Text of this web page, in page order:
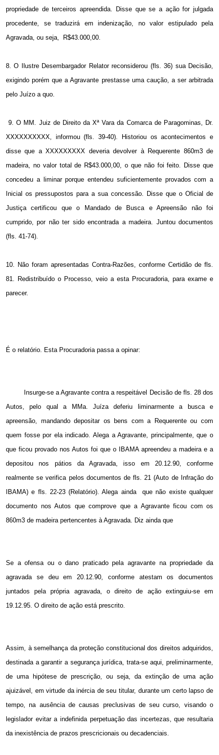
propriedade de terceiros apreendida. Disse que se a ação for julgada
procedente, se traduzirá em indenização, no valor estipulado pela
Agravada, ou seja,
R$43.000,00.
8. O Ilustre Desembargador Relator reconsiderou (fls. 36) sua Decisão,
exigindo porém que a Agravante prestasse uma caução, a ser arbitrada
pelo Juízo a quo.
9. O MM. Juiz de Direito da Xª Vara da Comarca de Paragominas, Dr.
XXXXXXXXXX, informou (fls. 39-40). Historiou os acontecimentos e
disse que a XXXXXXXXX deveria devolver à Requerente 860m3 de
madeira, no valor total de R$43.000,00, o que não foi feito. Disse que
concedeu a liminar porque entendeu suficientemente provados com a
Inicial os pressupostos para a sua concessão. Disse que o Oficial de
Justiça certificou que o Mandado de Busca e Apreensão não foi
cumprido, por não ter sido encontrada a madeira. Juntou documentos
(fls. 41-74).
10. Não foram apresentadas Contra-Razões, conforme Certidão de fls.
81. Redistribuído o Processo, veio a esta Procuradoria, para exame e
parecer.
É o relatório. Esta Procuradoria passa a opinar:
Insurge-se a Agravante contra a respeitável Decisão de fls. 28 dos
Autos, pelo qual a MMa. Juíza deferiu liminarmente a busca e
apreensão, mandando depositar os bens com a Requerente ou com
quem fosse por ela indicado. Alega a Agravante, principalmente, que o
que ficou provado nos Autos foi que o IBAMA apreendeu a madeira e a
depositou nos pátios da Agravada, isso em 20.12.90, conforme
realmente se verifica pelos documentos de fls. 21 (Auto de Infração do
IBAMA) e fls. 22-23 (Relatório). Alega ainda
que não existe qualquer
documento nos Autos que comprove que a Agravante ficou com os
860m3 de madeira pertencentes à Agravada. Diz ainda que
Se a ofensa ou o dano praticado pela agravante na propriedade da
agravada se deu em 20.12.90, conforme atestam os documentos
juntados pela própria agravada, o direito de ação extinguiu-se em
19.12.95. O direito de ação está prescrito.
Assim, à semelhança da proteção constitucional dos direitos adquiridos,
destinada a garantir a segurança jurídica, trata-se aqui, preliminarmente,
de uma hipótese de prescrição, ou seja, da extinção de uma ação
ajuizável, em virtude da inércia de seu titular, durante um certo lapso de
tempo, na ausência de causas preclusivas de seu curso, visando o
legislador evitar a indefinida perpetuação das incertezas, que resultaria
da inexistência de prazos prescricionais ou decadenciais.